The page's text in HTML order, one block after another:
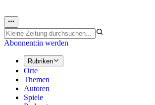
Abonnent:in werden
Rubriken
Orte
Themen
Autoren
Spiele